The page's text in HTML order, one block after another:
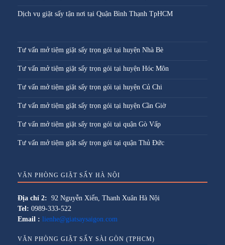
Dịch vụ giặt sấy tận nơi tại Quận Bình Thạnh TpHCM
Tư vấn mở tiệm giặt sấy trọn gói tại huyện Nhà Bè
Tư vấn mở tiệm giặt sấy trọn gói tại huyện Hóc Môn
Tư vấn mở tiệm giặt sấy trọn gói tại huyện Củ Chi
Tư vấn mở tiệm giặt sấy trọn gói tại huyện Cần Giờ
Tư vấn mở tiệm giặt sấy trọn gói tại quận Gò Vấp
Tư vấn mở tiệm giặt sấy trọn gói tại quận Thủ Đức
VĂN PHÒNG GIẶT SẤY HÀ NỘI
Địa chỉ 2: 92 Nguyễn Xiển, Thanh Xuân Hà Nội
Tel: 0989-333-522
Email : lienhe@giatsaysaigon.com
VĂN PHÒNG GIẶT SẤY SÀI GÒN (TPHCM)